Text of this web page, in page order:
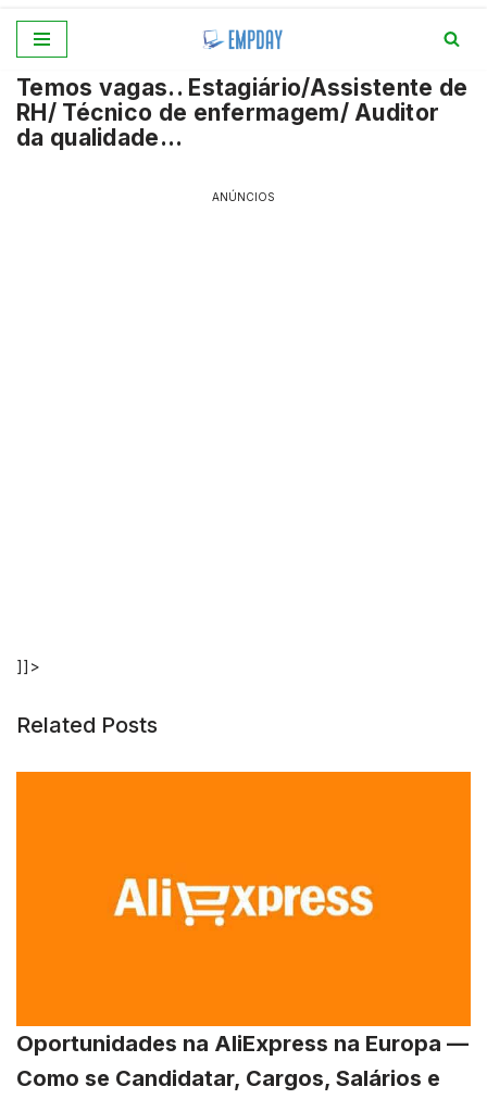
para
o
conteúdo
Temos vagas.. Estagiário/Assistente de
RH/ Técnico de enfermagem/ Auditor
da qualidade…
ANÚNCIOS
]]>
Related Posts
Oportunidades na AliExpress na Europa —
Como se Candidatar, Cargos, Salários e